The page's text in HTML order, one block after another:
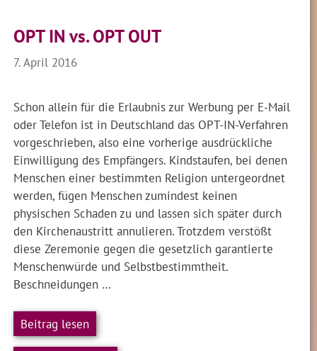
OPT IN vs. OPT OUT
7. April 2016
Schon allein für die Erlaubnis zur Werbung per E-Mail
oder Telefon ist in Deutschland das OPT-IN-Verfahren
vorgeschrieben, also eine vorherige ausdrückliche
Einwilligung des Empfängers. Kindstaufen, bei denen
Menschen einer bestimmten Religion untergeordnet
werden, fügen Menschen zumindest keinen
physischen Schaden zu und lassen sich später durch
den Kirchenaustritt annulieren. Trotzdem verstößt
diese Zeremonie gegen die gesetzlich garantierte
Menschenwürde und Selbstbestimmtheit.
Beschneidungen …
Beitrag lesen